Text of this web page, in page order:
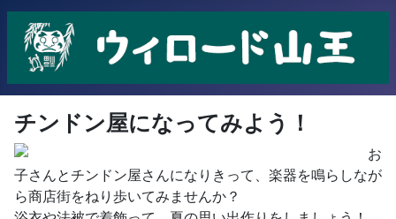
チンドン屋になってみよう！
お
子さんとチンドン屋さんになりきって、楽器を鳴らしなが
ら商店街をねり歩いてみませんか？